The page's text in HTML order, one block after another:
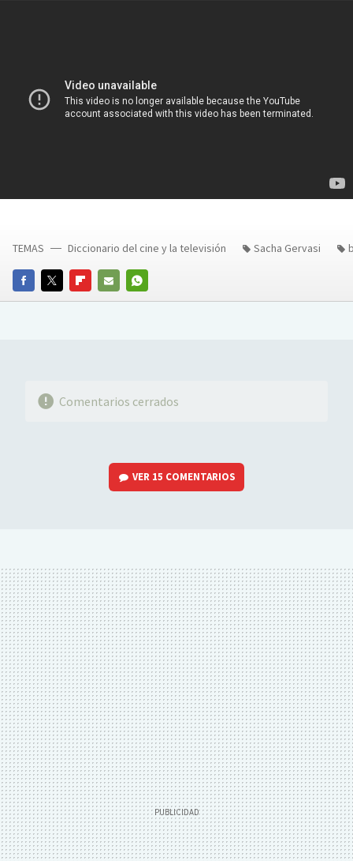
FACEBOOKTWITTERFLIPBOARD
E-
WHATSAPP
TEMAS Diccionario del cine y la televisión Sacha Gervasi
Comentarios cerrados
VER 15 COMENTARIOS